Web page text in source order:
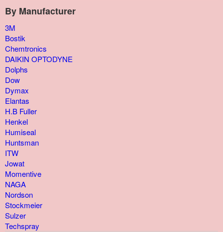
By Manufacturer
3M
Bostik
Chemtronics
DAIKIN OPTODYNE
Dolphs
Dow
Dymax
Elantas
H.B Fuller
Henkel
Humiseal
Huntsman
ITW
Jowat
Momentive
NAGA
Nordson
Stockmeier
Sulzer
Techspray